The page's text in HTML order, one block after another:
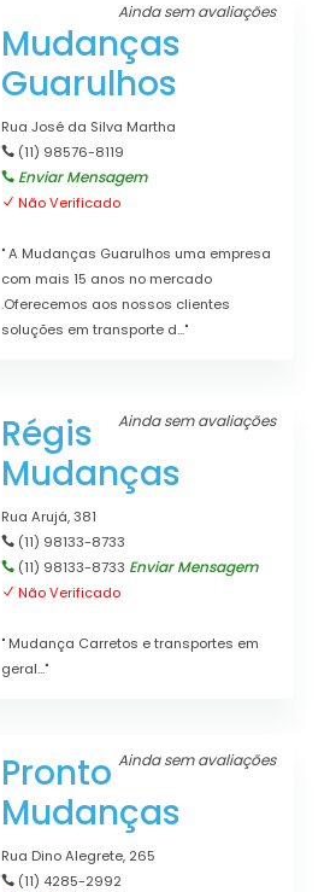
Ainda sem avaliações
Mudanças
Guarulhos
Rua José da Silva Martha
(11) 98576-8119
Enviar Mensagem
Não Verificado
" A Mudanças Guarulhos uma empresa
com mais 15 anos no mercado
.Oferecemos aos nossos clientes
soluções em transporte d..."
Ainda sem avaliações
Régis
Mudanças
Rua Arujá, 381
(11) 98133-8733
(11) 98133-8733 Enviar Mensagem
Não Verificado
" Mudança Carretos e transportes em
geral..."
Ainda sem avaliações
Pronto
Mudanças
Rua Dino Alegrete, 265
(11) 4285-2992